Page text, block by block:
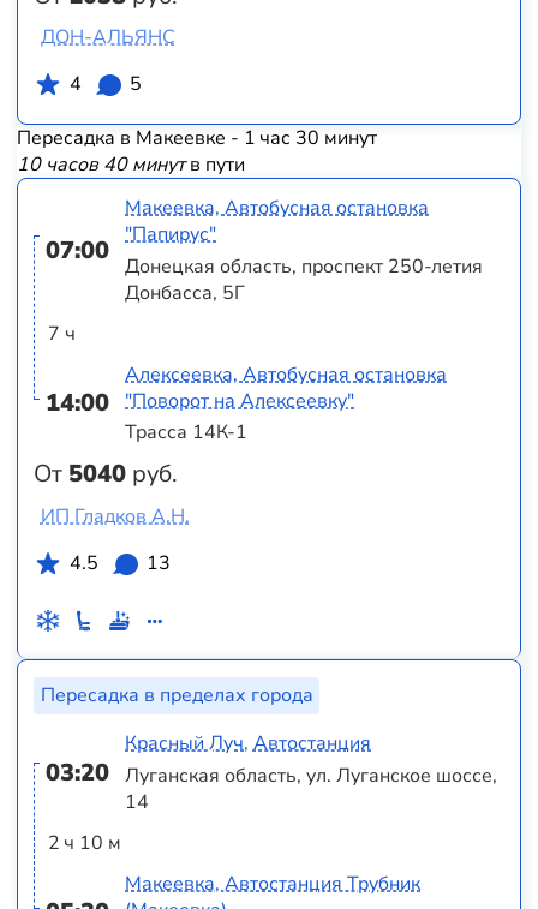
ДОН-АЛЬЯНС
4
5
Пересадка в Макеевке - 1 час 30 минут
10 часов 40 минутв пути
07:00
7 ч
14:00
От 5040 руб.
Макеевка, Автобусная остановка
"Папирус"
Донецкая область, проспект 250-летия
Донбасса, 5Г
Алексеевка, Автобусная остановка
"Поворот на Алексеевку"
Трасса 14К-1
ИП Гладков А.Н.
4.5
13
Пересадка в пределах города
03:20
2 ч 10 м
Красный Луч, Автостанция
Луганская область, ул. Луганское шоссе,
14
Макеевка, Автостанция Трубник